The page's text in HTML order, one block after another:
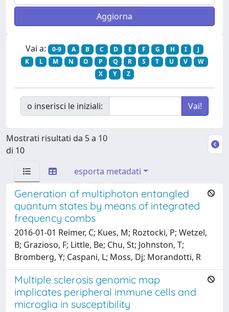
Vai a: 0-9 A B C D E F G H I
J
K
L M N O P Q R S T U V
W
X
Y Z
o inserisci le iniziali:
Mostrati risultati da 5 a 10
di 10
esporta metadati
Generation of multiphoton entangled
quantum states by means of integrated
frequency combs
2016-01-01 Reimer, C; Kues, M; Roztocki, P; Wetzel,
B; Grazioso, F; Little, Be; Chu, St; Johnston, T;
Bromberg, Y; Caspani, L; Moss, Dj; Morandotti, R
Multiple sclerosis genomic map
implicates peripheral immune cells and
microglia in susceptibility